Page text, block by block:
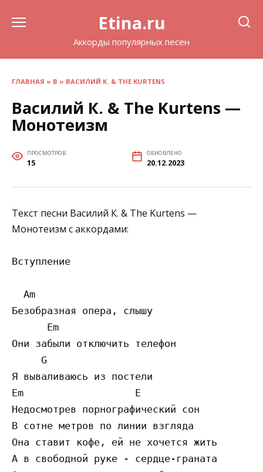
Etina.ru
Аккорды популярных песен
ГЛАВНАЯ » В » ВАСИЛИЙ К. & THE KURTENS
Василий К. & The Kurtens —
Монотеизм
ПРОСМОТРОВ
15
ОБНОВЛЕНО
20.12.2023
Текст песни Василий К. & The Kurtens —
Монотеизм с аккордами:
Вступление
  Am
Безобразная опера, слышу
      Em
Они забыли отключить телефон
     G
Я вываливаюсь из постели
Em                   E
Недосмотрев порнографический сон
В сотне метров по линии взгляда
Она ставит кофе, ей не хочется жить
А в свободной руке - сердце-граната